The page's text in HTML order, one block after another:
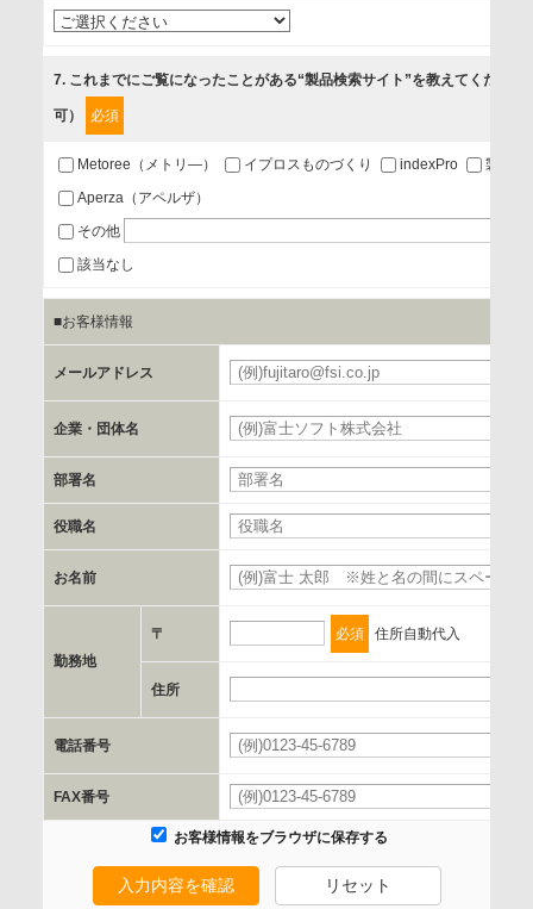
4.お客様満足度調査等のアンケートの依頼
第三者提供の有無
あり
a.個人情報の提供・利用目的
当該企業/団体のサービス等のご案内及び当該企業/団体からの
お客様のご氏名、フリガナ、企業・団体名、部署名、役職、
郵便番号、住所、電話番号、FAX番号、メールアドレス
c.第三者への提供の手段または手法
書類の送付又は電子的な方法
d.提供先および管理者
当社とイベント/セミナーを共同で開催する企業/団体
e.個人情報取り扱いに関する契約
当社と当該企業/団体とは、個人情報取扱に関する覚書の締結
を行います。
委託の有無
7. これまでにご覧になったことがある“製品検索サイト”を教えてください
可） 必須
Metoree（メトリ―） イプロスものづくり indexPro
製品ナ
Aperza（アペルザ）
その他
該当なし
■お客様情報
メールアドレス
企業・団体名
部署名
役職名
お名前
勤務地
〒 必須 住所自動代入
住所
電話番号
FAX番号
お客様情報をブラウザに保存する
入力内容を確認 リセット